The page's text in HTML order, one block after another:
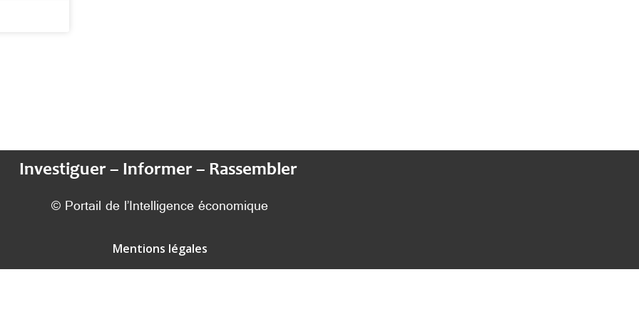
Investiguer – Informer – Rassembler
© Portail de l’Intelligence économique
Mentions légales